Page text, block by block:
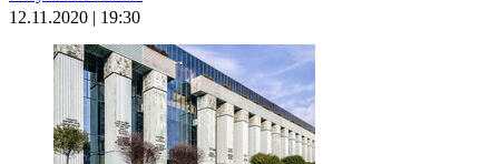
12.11.2020 | 19:30